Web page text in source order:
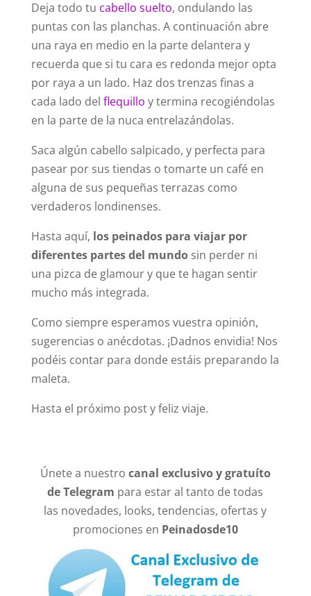
Deja todo tu cabello suelto, ondulando las
puntas con las planchas. A continuación abre
una raya en medio en la parte delantera y
recuerda que si tu cara es redonda mejor opta
por raya a un lado. Haz dos trenzas finas a
cada lado del flequillo y termina recogiéndolas
en la parte de la nuca entrelazándolas.
Saca algún cabello salpicado, y perfecta para
pasear por sus tiendas o tomarte un café en
alguna de sus pequeñas terrazas como
verdaderos londinenses.
Hasta aquí, los peinados para viajar por
diferentes partes del mundosin perder ni
una pizca de glamour y que te hagan sentir
mucho más integrada.
Como siempre esperamos vuestra opinión,
sugerencias o anécdotas. ¡Dadnos envidia! Nos
podéis contar para donde estáis preparando la
maleta.
Hasta el próximo post y feliz viaje.
Únete a nuestro canal exclusivo y gratuíto
de Telegram para estar al tanto de todas
las novedades, looks, tendencias, ofertas y
promociones en Peinadosde10